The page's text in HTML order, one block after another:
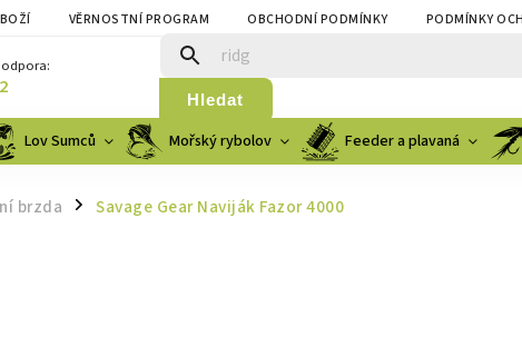
VĚRNOSTNÍ PROGRAM OBCHODNÍ PODMÍNKY PODMÍNKY
Hledat
Lov Sumců Mořský rybolov Feeder a plavaná
brzda / Savage Gear Naviják Fazor 4000